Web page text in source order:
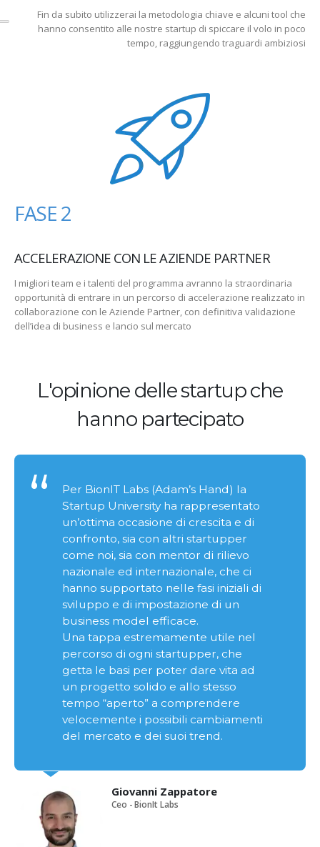
Fin da subito utilizzerai la metodologia chiave e alcuni tool che
hanno consentito alle nostre startup di spiccare il volo in poco
tempo, raggiungendo traguardi ambiziosi
FASE 2
ACCELERAZIONE CON LE AZIENDE PARTNER
I migliori team e i talenti del programma avranno la straordinaria
opportunità di entrare in un percorso di accelerazione realizzato in
collaborazione con le Aziende Partner, con definitiva validazione
dell’idea di business e lancio sul mercato
L'opinione delle startup che
hanno partecipato
Per BionIT Labs (Adam’s Hand) la
Startup University ha rappresentato
un’ottima occasione di crescita e di
confronto, sia con altri startupper
come noi, sia con mentor di rilievo
nazionale ed internazionale, che ci
hanno supportato nelle fasi iniziali di
sviluppo e di impostazione di un
business model efficace.
Una tappa estremamente utile nel
percorso di ogni startupper, che
getta le basi per poter dare vita ad
un progetto solido e allo stesso
tempo “aperto” a comprendere
velocemente i possibili cambiamenti
del mercato e dei suoi trend.
Giovanni Zappatore
Ceo - BionIt Labs